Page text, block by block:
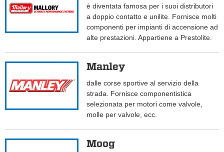
è diventata famosa per i suoi distributori
a doppio contatto e unilite. Fornisce molti
componenti per impianti di accensione ad
alte prestazioni. Appartiene a Prestolite.
Manley
dalle corse sportive al servizio della
strada. Fornisce componentistica
selezionata per motori come valvole,
molle per valvole, ecc.
Moog